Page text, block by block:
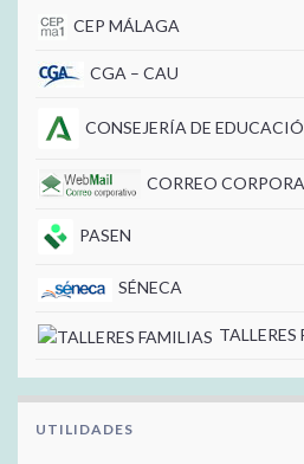
CEP MÁLAGA
CGA – CAU
CONSEJERÍA DE
CORREO
PASEN
SÉNECA
TALLERES
UTILIDADES